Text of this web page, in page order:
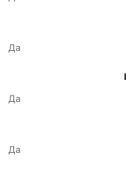
Да
Да
Да